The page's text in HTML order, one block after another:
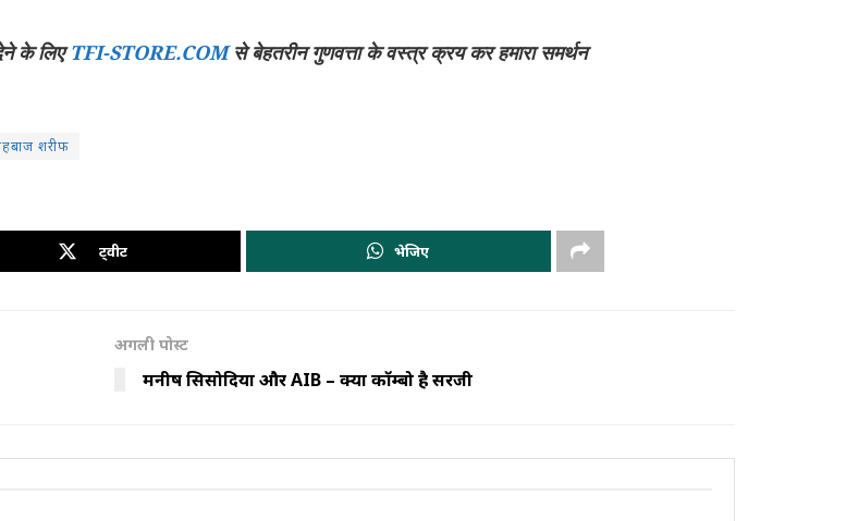
देने के लिएTFI-STORE.COMसे बेहतरीन गुणवत्ता के वस्त्र क्रय कर हमारा समर्थन
शरीफ
ट्वीट भेजिए
अगली पोस्ट
मनीष सिसोदिया और AIB – क्या कॉम्बो है सरजी